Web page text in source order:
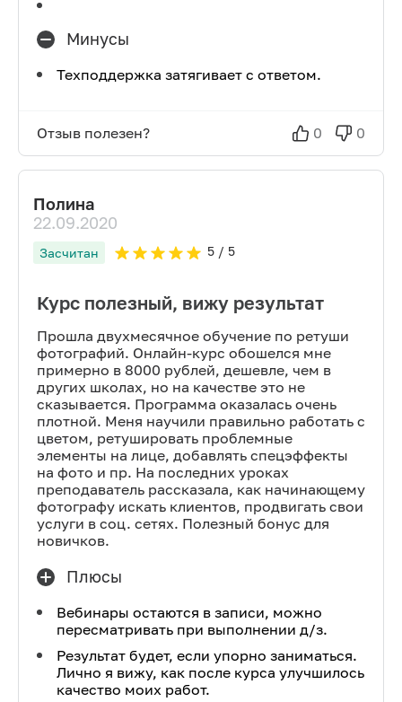
Минусы
Техподдержка затягивает с ответом.
Отзыв полезен? 0 0
Полина
22.09.2020
Засчитан 5/ 5
Курс полезный, вижу результат
Прошла двухмесячное обучение по ретуши
фотографий. Онлайн-курс обошелся мне
примерно в 8000 рублей, дешевле, чем в
других школах, но на качестве это не
сказывается. Программа оказалась очень
плотной. Меня научили правильно работать с
цветом, ретушировать проблемные
элементы на лице, добавлять спецэффекты
на фото и пр. На последних уроках
преподаватель рассказала, как начинающему
фотографу искать клиентов, продвигать свои
услуги в соц. сетях. Полезный бонус для
новичков.
Плюсы
Вебинары остаются в записи, можно
пересматривать при выполнении д/з.
Результат будет, если упорно заниматься.
Лично я вижу, как после курса улучшилось
качество моих работ.